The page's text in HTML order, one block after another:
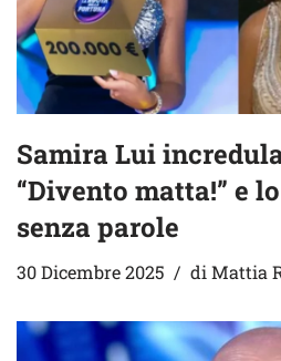
Samira Lui
“Divento matta!” e
senza parole
30 Dicembre 2025 diMattia